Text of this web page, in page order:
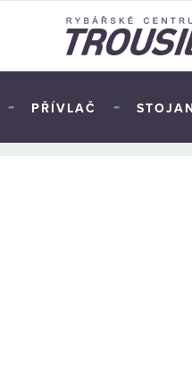
- PŘÍVLAČ -